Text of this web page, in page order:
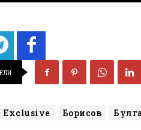
Exclusive Борисов